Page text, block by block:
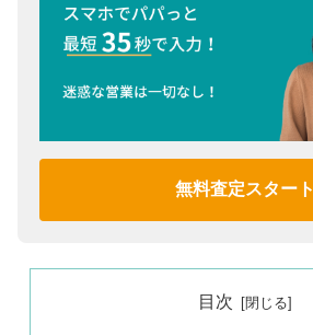
無料査定スタート
目次